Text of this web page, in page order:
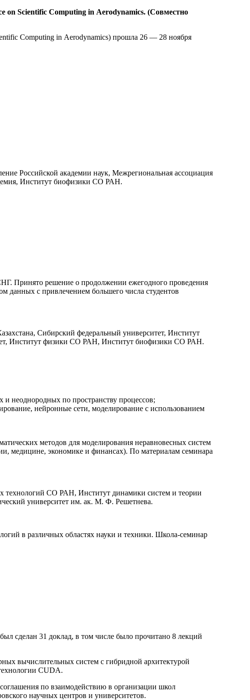
оn Scientific Computing in Aerodynamics. (Совместно
Computing in Aerodynamics) прошла 26 — 28 ноября
Российской академии наук, Межрегиональная ассоциация
Институт биофизики СО РАН.
Принято решение о продолжении ежегодного проведения
данных с привлечением большего числа студентов
Сибирский федеральный университет, Институт
Институт физики СО РАН, Институт биофизики СО РАН.
и неоднородных по пространству процессов;
нейронные сети, моделирование с использованием
методов для моделирования неравновесных систем
медицине, экономике и финансах). По материалам семинара
технологий СО РАН, Институт динамики систем и теории
университет им. ак. М. Ф. Решетнева.
в различных областях науки и техники. Школа-семинар
сделан 31 доклад, в том числе было прочитано 8 лекций
вычислительных систем с гибридной архитектурой
CUDA.
по взаимодействию в организации школ
научных центров и университетов.